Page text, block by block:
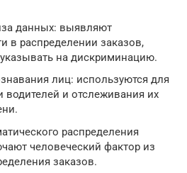
данных: выявляют
в распределении заказов,
на дискриминацию.
лиц: используются для
водителей и отслеживания их
распределения
человеческий фактор из
заказов.